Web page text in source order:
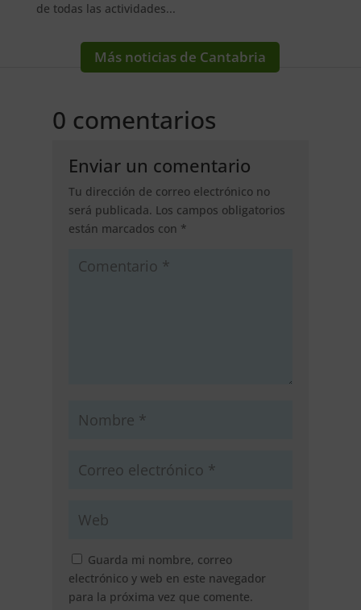
de todas las actividades...
Más noticias de Cantabria
0 comentarios
Enviar un comentario
Tu dirección de correo electrónico no
será publicada. Los campos obligatorios
están marcados con *
Guarda mi nombre, correo
electrónico y web en este navegador
para la próxima vez que comente.